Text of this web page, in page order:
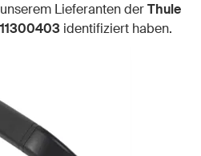
Lieferanten derThule
identifiziert haben.